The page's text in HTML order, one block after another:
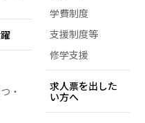
・
学費制度
支援制度等
修学支援
求人票を出した
い方へ